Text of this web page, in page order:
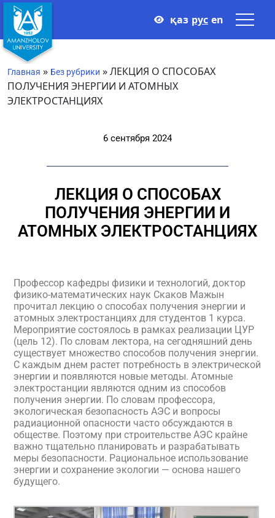
қаз рус en
Главная » Без рубрики »ЛЕКЦИЯ О СПОСОБАХ
ПОЛУЧЕНИЯ ЭНЕРГИИ И АТОМНЫХ
ЭЛЕКТРОСТАНЦИЯХ
6 сентября 2024
ЛЕКЦИЯ О СПОСОБАХ
ПОЛУЧЕНИЯ ЭНЕРГИИ И
АТОМНЫХ ЭЛЕКТРОСТАНЦИЯХ
Профессор кафедры физики и технологий, доктор
физико-математических наук Скаков Мажын
прочитал лекцию о способах получения энергии и
атомных электростанциях для студентов 1 курса.
Мероприятие состоялось в рамках реализации ЦУР
(цель 12). По словам лектора, на сегодняшний день
существует множество способов получения энергии.
С каждым днем растет потребность в электрической
энергии и появляются новые методы. Атомные
электростанции являются одним из способов
получения энергии. По словам профессора,
экологическая безопасность АЭС и вопросы
радиационной опасности часто обсуждаются в
обществе. Поэтому при строительстве АЭС крайне
важно тщательно планировать и разрабатывать
меры безопасности. Рациональное использование
энергии и сохранение экологии — основа нашего
будущего.